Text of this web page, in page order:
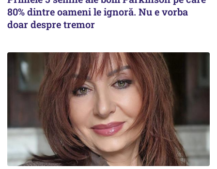
80% dintre oameni le ignoră. Nu e vorba
doar despre tremor